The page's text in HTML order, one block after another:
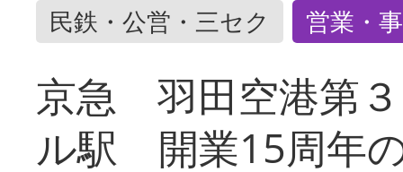
民鉄・公営・三セク 営業・
京急 羽田空港第
ル駅 開業15周年